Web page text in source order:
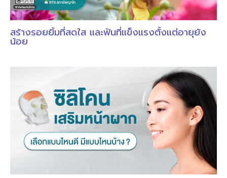
สร้างรอยยิ้มที่สดใส และฟันที่แข็งแรงตั้งแต่อายุยัง
น้อย